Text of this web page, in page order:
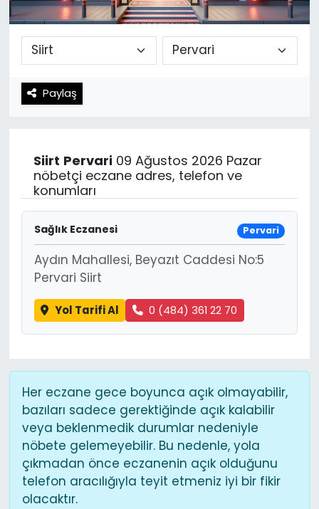
Paylaş
Siirt Pervari09 Ağustos 2026 Pazar
nöbetçi eczane adres, telefon ve
konumları
Sağlık Eczanesi Pervari
Aydın Mahallesi, Beyazıt Caddesi No:5
Pervari Siirt
Yol Tarifi Al 0 (484) 361 22 70
Her eczane gece boyunca açık olmayabilir,
bazıları sadece gerektiğinde açık kalabilir
veya beklenmedik durumlar nedeniyle
nöbete gelemeyebilir. Bu nedenle, yola
çıkmadan önce eczanenin açık olduğunu
telefon aracılığıyla teyit etmeniz iyi bir fikir
olacaktır.
Spor
Teknoloji
Resmi İlanlar
Teknoloji
Yaşam
Künye
İletişim